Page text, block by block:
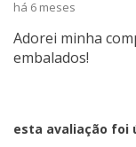
há 6 meses
Adorei minha
embalados!
esta avaliação foi